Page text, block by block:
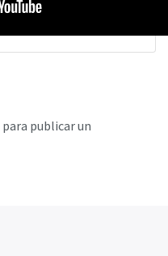
para publicar un